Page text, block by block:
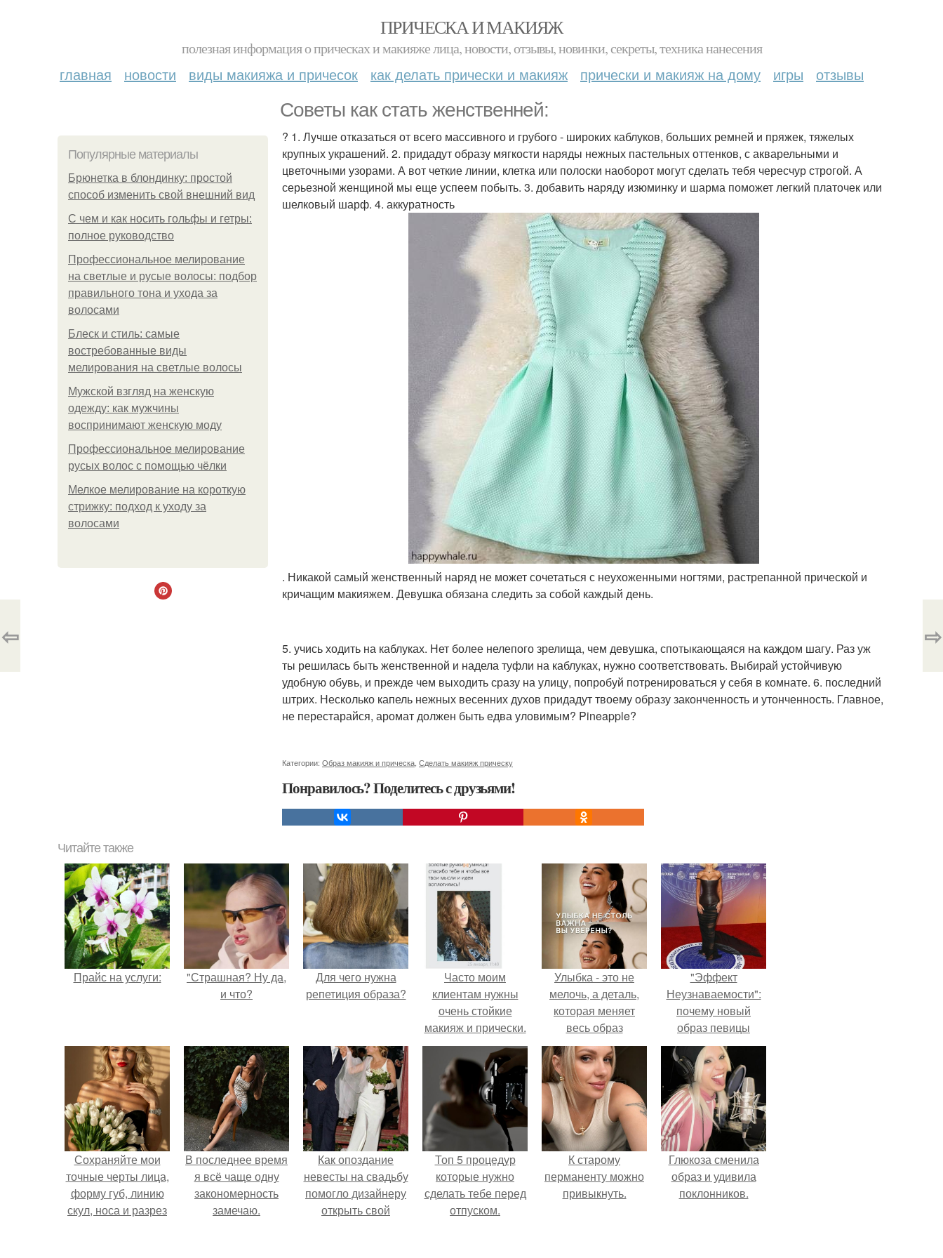
ПРИЧЕСКА И МАКИЯЖ
полезная информация о прическах и макияже лица, новости, отзывы, новинки, секреты, техника нанесения
главная новости виды макияжа и причесок как делать прически и макияж прически и макияж на дому игры отзывы
Советы как стать женственней:
Популярные материалы
Брюнетка в блондинку: простой
способ изменить свой внешний вид
С чем и как носить гольфы и гетры:
полное руководство
Профессиональное мелирование
на светлые и русые волосы: подбор
правильного тона и ухода за
волосами
Блеск и стиль: самые
востребованные виды
мелирования на светлые волосы
Мужской взгляд на женскую
одежду: как мужчины
воспринимают женскую моду
Профессиональное мелирование
русых волос с помощью чёлки
Мелкое мелирование на короткую
стрижку: подход к уходу за
волосами
? 1. Лучше отказаться от всего массивного и грубого - широких каблуков, больших ремней и пряжек, тяжелых
крупных украшений. 2. придадут образу мягкости наряды нежных пастельных оттенков, с акварельными и
цветочными узорами. А вот четкие линии, клетка или полоски наоборот могут сделать тебя чересчур строгой. А
серьезной женщиной мы еще успеем побыть. 3. добавить наряду изюминку и шарма поможет легкий платочек или
шелковый шарф. 4. аккуратность
. Никакой самый женственный наряд не может сочетаться с неухоженными ногтями, растрепанной прической и
кричащим макияжем. Девушка обязана следить за собой каждый день.
5. учись ходить на каблуках. Нет более нелепого зрелища, чем девушка, спотыкающаяся на каждом шагу. Раз уж
ты решилась быть женственной и надела туфли на каблуках, нужно соответствовать. Выбирай устойчивую
удобную обувь, и прежде чем выходить сразу на улицу, попробуй потренироваться у себя в комнате. 6. последний
штрих. Несколько капель нежных весенних духов придадут твоему образу законченность и утонченность. Главное,
не перестарайся, аромат должен быть едва уловимым? Pineapple?
Категории: Образ макияж и прическа Сделать макияж прическу
Понравилось? Поделитесь с друзьями!
⇦ ⇨
Читайте также
Прайс на услуги:
"Страшная? Ну да,
и что?
Для чего нужна
репетиция образа?
Часто моим
клиентам нужны
очень стойкие
макияж и прически.
Улыбка - это не
мелочь, а деталь,
которая меняет
весь образ
человека.
"Эффект
Неузнаваемости":
почему новый
образ певицы
вызвал споры о
гранях
возможного?
Сохраняйте мои
точные черты лица,
форму губ, линию
скул, носа и разрез
В последнее время
я всё чаще одну
закономерность
замечаю.
Как опоздание
невесты на свадьбу
помогло дизайнеру
открыть свой
Топ 5 процедур
которые нужно
сделать тебе перед
отпуском.
К старому
перманенту можно
привыкнуть.
Глюкоза сменила
образ и удивила
поклонников.